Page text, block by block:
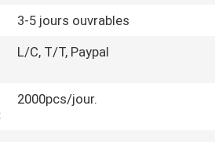
3-5 jours ouvrables
L/C, T/T, Paypal
2000pcs/jour.